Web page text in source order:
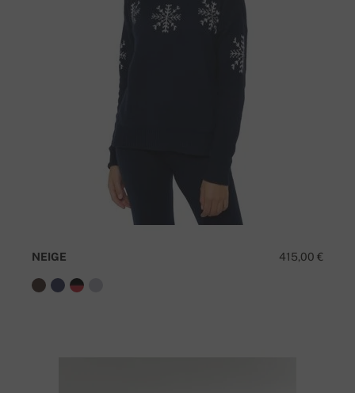
415,00 €
NEIGE